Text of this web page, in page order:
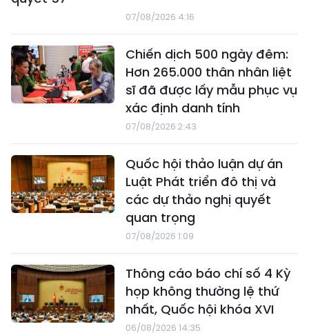
07/08/2026 4:16
Chiến dịch 500 ngày đêm:
Hơn 265.000 thân nhân liệt
sĩ đã được lấy mẫu phục vụ
xác định danh tính
07/08/2026 2:43
Quốc hội thảo luận dự án
Luật Phát triển đô thị và
các dự thảo nghị quyết
quan trọng
07/08/2026 1:09
Thông cáo báo chí số 4 Kỳ
họp không thường lệ thứ
nhất, Quốc hội khóa XVI
06/08/2026 14:35